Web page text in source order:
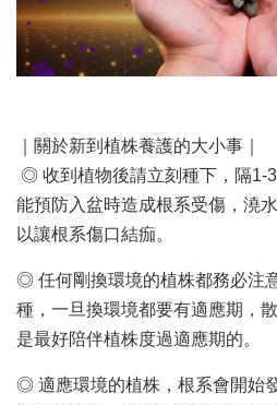
｜關於新到植株養護的大小事｜
◎ 收到植物後請立刻種下，隔1-
能預防入盆時造成根系受傷，澆
以讓根系傷口結痂。
◎ 任何剛換環境的植株都務必注
種，一旦換環境都要有適應期，
是最好陪伴植株度過適應期的。
◎ 適應環境的植株，根系會開始